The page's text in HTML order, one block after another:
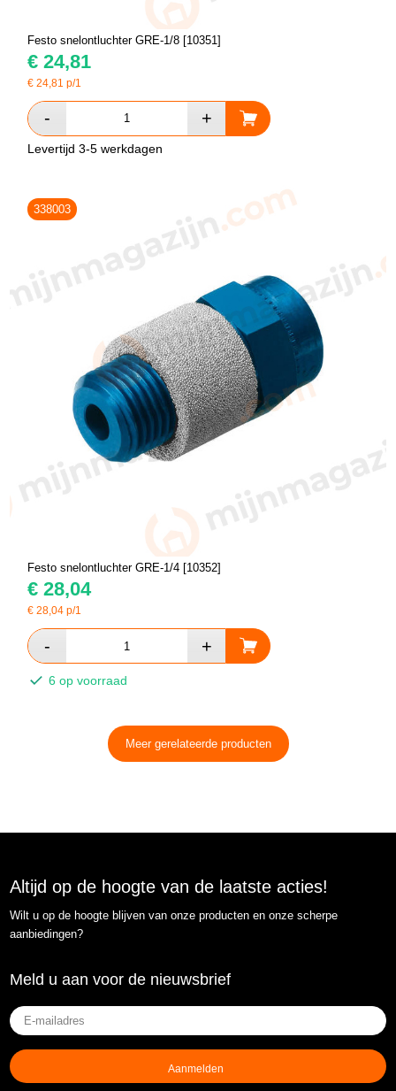
Festo snelontluchter GRE-1/8 [10351]
€ 24,81
€24,81 p/1
Levertijd 3-5 werkdagen
338003
Festo snelontluchter GRE-1/4 [10352]
€ 28,04
€28,04 p/1
6 op voorraad
Meer gerelateerde producten
Altijd op de hoogte van de laatste acties!
Wilt u op de hoogte blijven van onze producten en onze scherpe
aanbiedingen?
Meld u aan voor de nieuwsbrief
E-
mailadres
(Vereist)